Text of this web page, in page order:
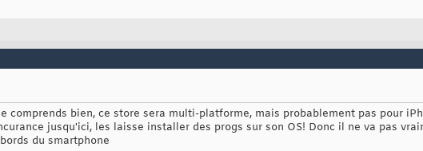
comprends bien, ce store sera multi-platforme, mais probablement pas pour
jusqu'ici, les laisse installer des progs sur son OS! Donc il ne va pas
du smartphone